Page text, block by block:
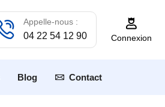
Appelle-nous :
04 22 54 12 90 Connexion
Blog Contact